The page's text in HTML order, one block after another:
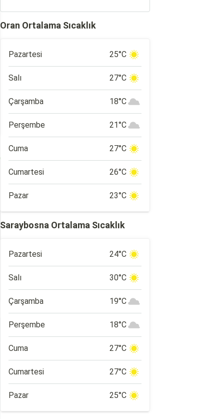
Oran Ortalama Sıcaklık
Pazartesi 25°C
Salı 27°C
Çarşamba 18°C
Perşembe 21°C
Cuma 27°C
Cumartesi 26°C
Pazar 23°C
Saraybosna Ortalama Sıcaklık
Pazartesi 24°C
Salı 30°C
Çarşamba 19°C
Perşembe 18°C
Cuma 27°C
Cumartesi 27°C
Pazar 25°C